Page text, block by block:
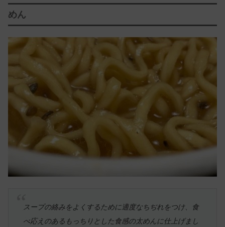
めん
スープの絡みをよくするために適度なちぢれをつけ、食
べ応えのあるもっちりとした食感の太めんに仕上げまし